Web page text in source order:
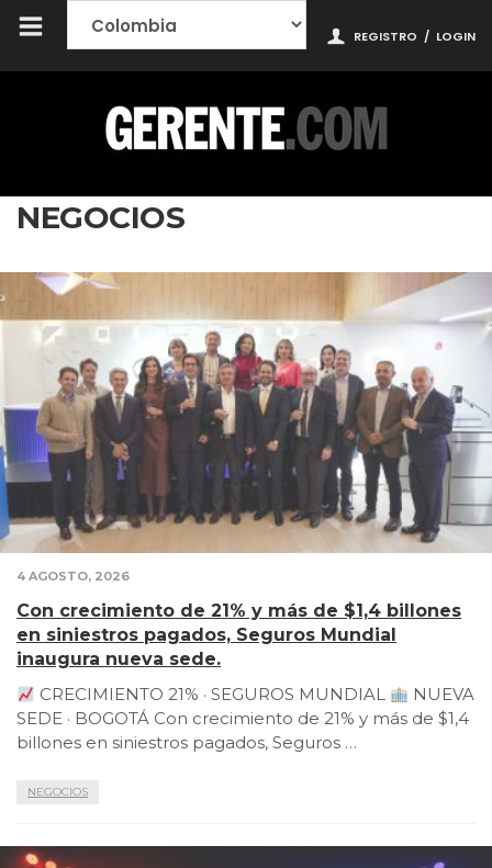
REGISTRO / LOGIN
NEGOCIOS
4 AGOSTO, 2026
Con crecimiento de 21% y más de $1,4 billones
en siniestros pagados, Seguros Mundial
inaugura nueva sede.
CRECIMIENTO 21% · SEGUROS MUNDIAL
NUEVA
SEDE · BOGOTÁ Con crecimiento de 21% y más de $1,4
billones en siniestros pagados, Seguros …
NEGOCIOS